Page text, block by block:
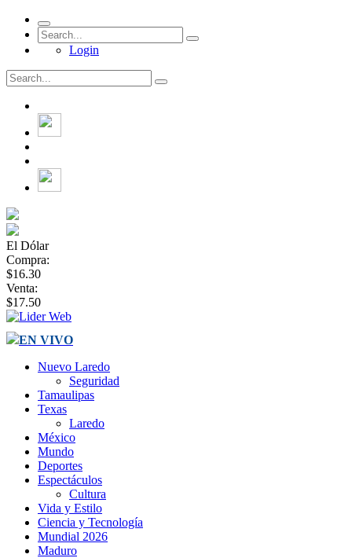
Login
El Dólar
Compra:
$16.30
Venta:
$17.50
EN VIVO
Nuevo Laredo
Seguridad
Tamaulipas
Texas
Laredo
México
Mundo
Deportes
Espectáculos
Cultura
Vida y Estilo
Ciencia y Tecnología
Mundial 2026
Maduro